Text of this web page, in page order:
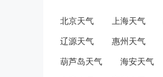
北京天气 上海天气
辽源天气 惠州天气
葫芦岛天气 海安天气